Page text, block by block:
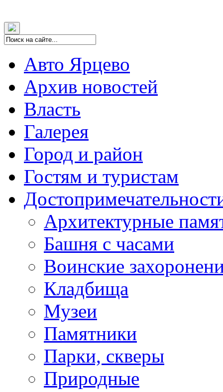
Авто Ярцево
Архив новостей
Власть
Галерея
Город и район
Гостям и туристам
Архитектурные
Башня с часами
Воинские
Кладбища
Музеи
Памятники
Парки, скверы
Природные